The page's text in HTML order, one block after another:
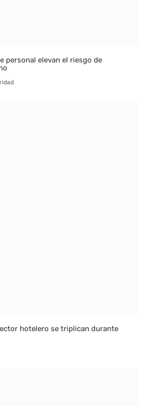
personal elevan el riesgo de
hotelero se triplican durante